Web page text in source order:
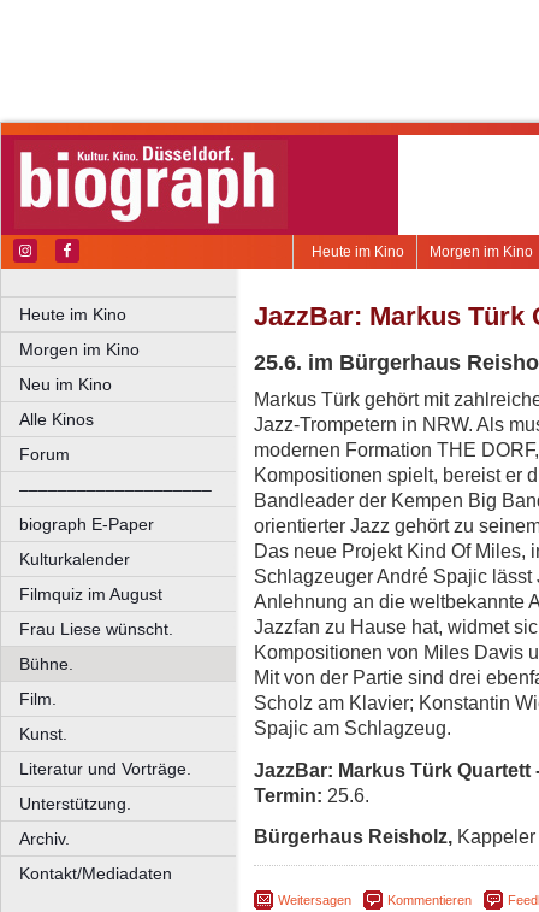
Morgen im Kino
Heute im Kino
Heute im Kino
Morgen im Kino
Neu im Kino
Alle Kinos
Forum
––––––––––––––––––––
biograph E-Paper
Kulturkalender
Filmquiz im August
Frau Liese wünscht.
Bühne.
Film.
Kunst.
Literatur und Vorträge.
Unterstützung.
Archiv.
Kontakt/Mediadaten
JazzBar: Markus Türk
25.6. im Bürgerhaus
Markus Türk gehört mit
Jazz-Trompetern in NRW. Als
modernen Formation THE
Kompositionen spielt, bereist er
Bandleader der Kempen Big
orientierter Jazz gehört zu
Das neue Projekt Kind Of Miles,
Schlagzeuger André Spajic
Anlehnung an die weltbekannte
Jazzfan zu Hause hat, widmet
Kompositionen von Miles Davis
Mit von der Partie sind drei
Scholz am Klavier; Konstantin
Spajic am Schlagzeug.
JazzBar: Markus Türk Quartett
Termin: 25.6.
Bürgerhaus Reisholz, Kappeler
Weitersagen Kommentieren